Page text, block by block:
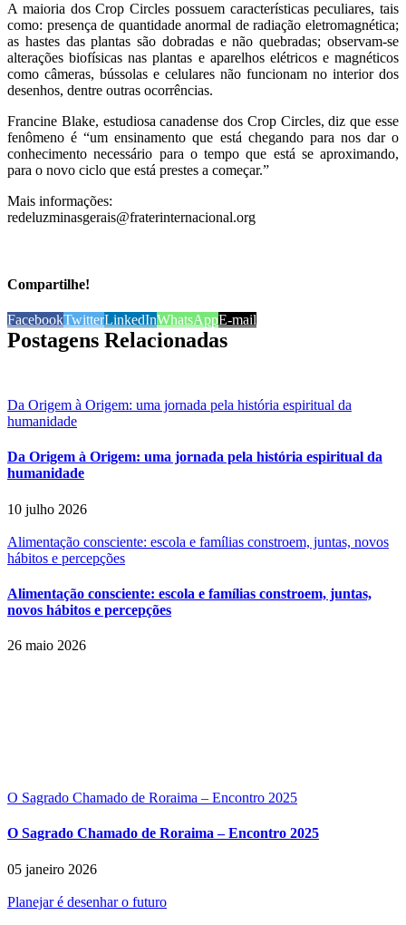
A maioria dos Crop Circles possuem características peculiares, tais
como: presença de quantidade anormal de radiação eletromagnética;
as hastes das plantas são dobradas e não quebradas; observam-se
alterações biofísicas nas plantas e aparelhos elétricos e magnéticos
como câmeras, bússolas e celulares não funcionam no interior dos
desenhos, dentre outras ocorrências.
Francine Blake, estudiosa canadense dos Crop Circles, diz que esse
fenômeno é “um ensinamento que está chegando para nos dar o
conhecimento necessário para o tempo que está se aproximando,
para o novo ciclo que está prestes a começar.”
Mais informações:
redeluzminasgerais@fraterinternacional.org
Compartilhe!
FacebookTwitterLinkedInWhatsAppE-mail
Postagens Relacionadas
Da Origem à Origem: uma jornada pela história espiritual da
humanidade
Da Origem à Origem: uma jornada pela história espiritual da
humanidade
10 julho 2026
Alimentação consciente: escola e famílias constroem, juntas, novos
hábitos e percepções
Alimentação consciente: escola e famílias constroem, juntas,
novos hábitos e percepções
26 maio 2026
O Sagrado Chamado de Roraima – Encontro 2025
O Sagrado Chamado de Roraima – Encontro 2025
05 janeiro 2026
Planejar é desenhar o futuro